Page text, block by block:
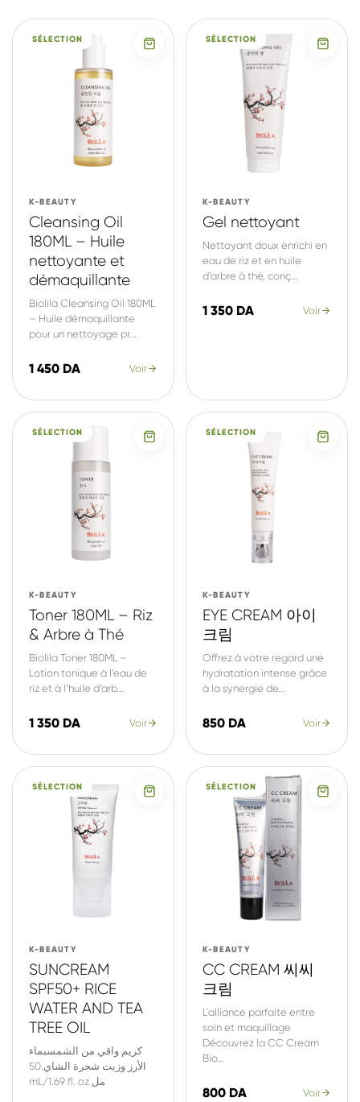
SÉLECTION
K-BEAUTY
Cleansing Oil
180ML – Huile
nettoyante et
démaquillante
Biolila Cleansing Oil 180ML
– Huile démaquillante
pour un nettoyage pr...
1 450 DA Voir
SÉLECTION
K-BEAUTY
Gel nettoyant
Nettoyant doux enrichi en
eau de riz et en huile
d’arbre à thé, conç...
1 350 DA Voir
SÉLECTION
K-BEAUTY
Toner 180ML – Riz
& Arbre à Thé
Biolila Toner 180ML –
Lotion tonique à l’eau de
riz et à l’huile d’arb...
1 350 DA Voir
SÉLECTION
K-BEAUTY
EYE CREAM 아이
크림
Offrez à votre regard une
hydratation intense grâce
à la synergie de...
850 DA Voir
SÉLECTION
K-BEAUTY
SUNCREAM
SPF50+ RICE
WATER AND TEA
TREE OIL
كريم واقي من الشمسبماء
الأرز وزيت شجرة الشاي.50
mL/1.69 fl. oz مل
SÉLECTION
K-BEAUTY
CC CREAM 씨씨
크림
L'alliance parfaite entre
soin et maquillage
Découvrez la CC Cream
Bio...
800 DA Voir